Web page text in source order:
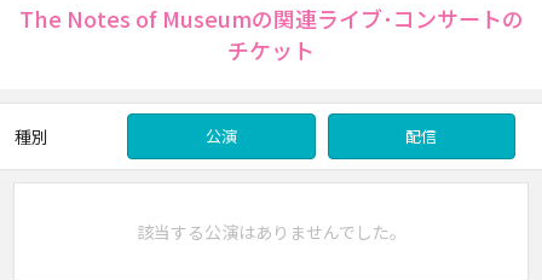
The Notes of Museumの関連ライブ･コンサートの
チケット
種別 公演 配信
該当する公演はありませんでした。